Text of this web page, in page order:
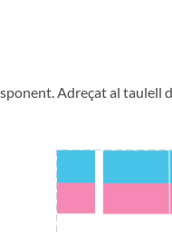
Adreçat al taulell